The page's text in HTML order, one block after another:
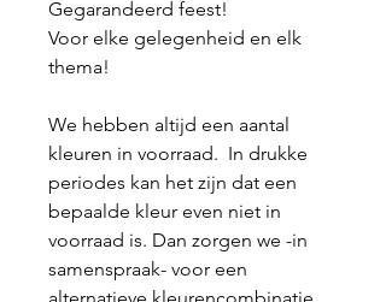
Gegarandeerd feest!
Voor elke gelegenheid en elk
thema!
We hebben altijd een aantal
kleuren in voorraad. In drukke
periodes kan het zijn dat een
bepaalde kleur even niet in
voorraad is. Dan zorgen we -in
samenspraak- voor een